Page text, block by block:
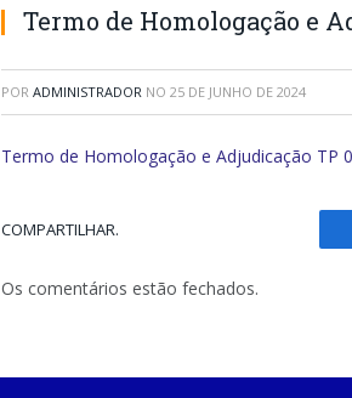
Termo de Homologação e
POR ADMINISTRADOR NO 25 DE JUNHO DE 2024
Termo de Homologação e Adjudicação TP
COMPARTILHAR.
Os comentários estão fechados.